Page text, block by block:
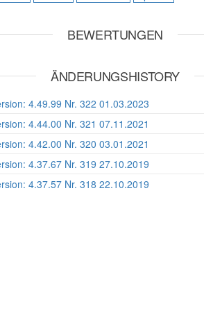
BEWERTUNGEN
ÄNDERUNGSHISTORY
4.49.99 Nr. 322 01.03.2023
4.44.00 Nr. 321 07.11.2021
4.42.00 Nr. 320 03.01.2021
4.37.67 Nr. 319 27.10.2019
4.37.57 Nr. 318 22.10.2019